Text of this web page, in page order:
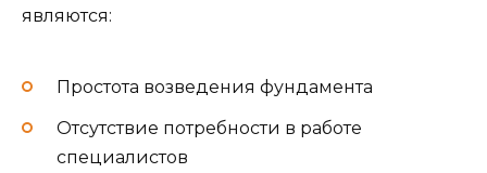
являются:
Простота возведения фундамента
Отсутствие потребности в работе
специалистов